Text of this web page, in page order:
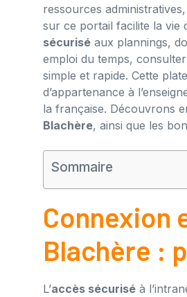
ressources
sur ce portail facilite la vie
sécurisé aux plannings,
emploi du temps,
simple et rapide. Cette
d’appartenance à
la française. Découvrons
Blachère, ainsi que les
Sommaire
Connexion
Blachère :
L’accès sécurisé à